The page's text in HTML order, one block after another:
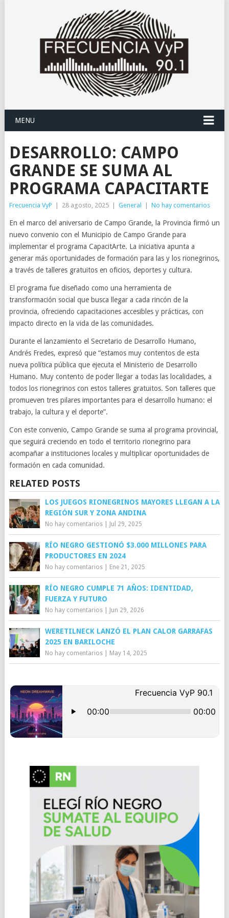
MENU
DESARROLLO: CAMPO
GRANDE SE SUMA AL
PROGRAMA CAPACITARTE
Frecuencia VyP 28 agosto, 2025 General No hay comentarios
En el marco del aniversario de Campo Grande, la Provincia firmó un
nuevo convenio con el Municipio de Campo Grande para
implementar el programa CapacitArte. La iniciativa apunta a
generar más oportunidades de formación para las y los rionegrinos,
a través de talleres gratuitos en oficios, deportes y cultura.
El programa fue diseñado como una herramienta de
transformación social que busca llegar a cada rincón de la
provincia, ofreciendo capacitaciones accesibles y prácticas, con
impacto directo en la vida de las comunidades.
Durante el lanzamiento el Secretario de Desarrollo Humano,
Andrés Fredes, expresó que “estamos muy contentos de esta
nueva política pública que ejecuta el Ministerio de Desarrollo
Humano. Muy contento de poder llegar a todas las localidades, a
todos los rionegrinos con estos talleres gratuitos. Son talleres que
promueven tres pilares importantes para el desarrollo humano: el
trabajo, la cultura y el deporte”.
Con este convenio, Campo Grande se suma al programa provincial,
que seguirá creciendo en todo el territorio rionegrino para
acompañar a instituciones locales y multiplicar oportunidades de
formación en cada comunidad.
RELATED POSTS
LOS JUEGOS RIONEGRINOS MAYORES LLEGAN A LA
REGIÓN SUR Y ZONA ANDINA
No hay comentarios| Jul 29, 2025
RÍO NEGRO GESTIONÓ $3.000 MILLONES PARA
PRODUCTORES EN 2024
No hay comentarios| Ene 21, 2025
RÍO NEGRO CUMPLE 71 AÑOS: IDENTIDAD,
FUERZA Y FUTURO
No hay comentarios| Jun 29, 2026
WERETILNECK LANZÓ EL PLAN CALOR GARRAFAS
2025 EN BARILOCHE
No hay comentarios| May 14, 2025